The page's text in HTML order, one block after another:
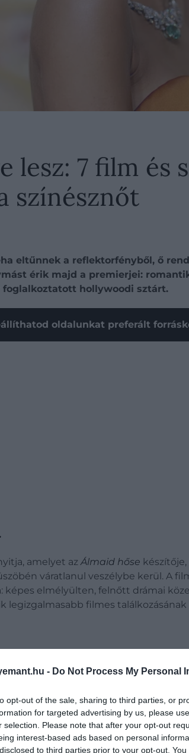
- Do Not Process My Personal
opt-out of the sale, sharing to third parties, or
for targeted advertising by us, please
selection. Please note that after your opt-out
interest-based ads based on personal
to third parties prior to your opt-out.
lesz: 7 film és
színésznőt
eltűnnek a reflektorfényből, ő
érik majd a premierjei:
hollywoodi sztárt.
oldalunkat preferált
amelyet azÁlmaid hőse készítője,
váratlanul veszélybe kerül. A
képes elmélyülten, felnőtt drámai
filmes találkozásának
Odüsszeiával, amit filmrendező